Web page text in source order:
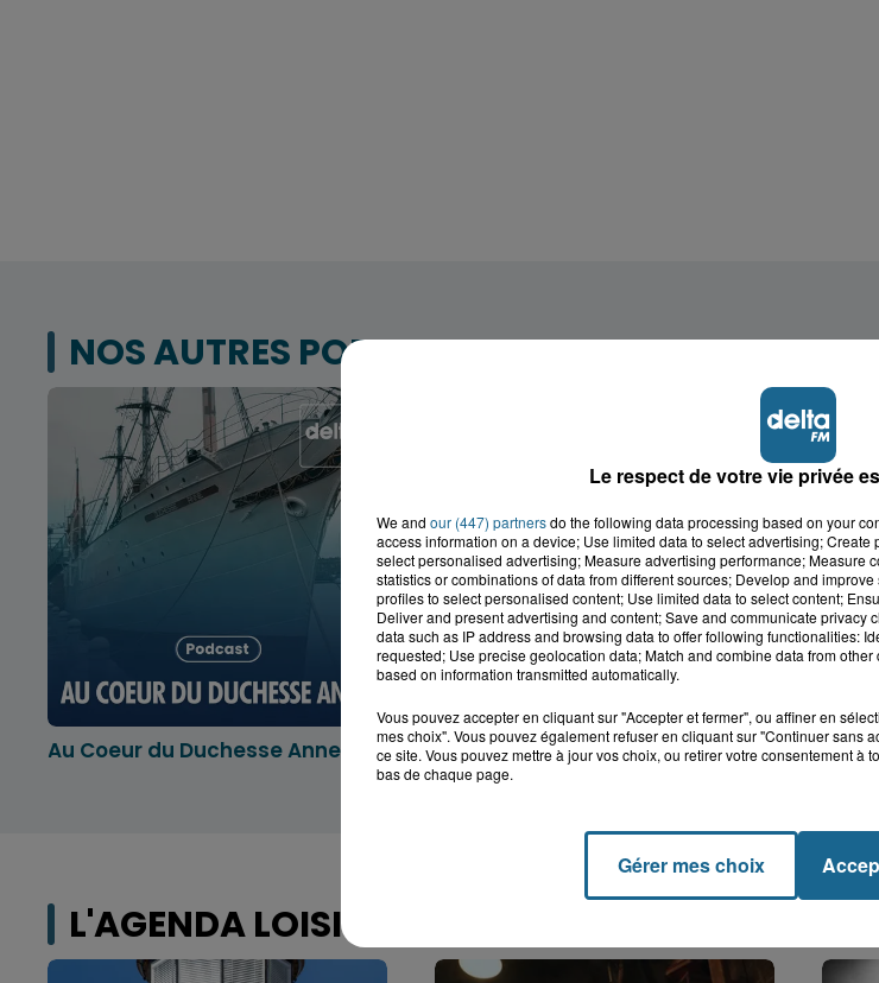
NOS AUTRES PODCASTS
Au Coeur du Duchesse Anne
L'info locale dans le
Dunkerquois
L'AGENDA LOISIRS
Le respect de votre vie privée
We and our (447) partnersdo the following data processing based on your
access information on a device; Use limited data to select advertising;
select personalised advertising; Measure advertising performance; Measure
statistics or combinations of data from different sources; Develop and
profiles to select personalised content; Use limited data to select content;
Deliver and present advertising and content; Save and communicate privacy
data such as IP address and browsing data to offer following functionalities:
requested; Use precise geolocation data; Match and combine data from
based on information transmitted automatically.
Vous pouvez accepter en cliquant sur "Accepter et fermer", ou affiner en
mes choix". Vous pouvez également refuser en cliquant sur "Continuer sans
ce site. Vous pouvez mettre à jour vos choix, ou retirer votre consentement à
bas de chaque page.
Gérer mes choix